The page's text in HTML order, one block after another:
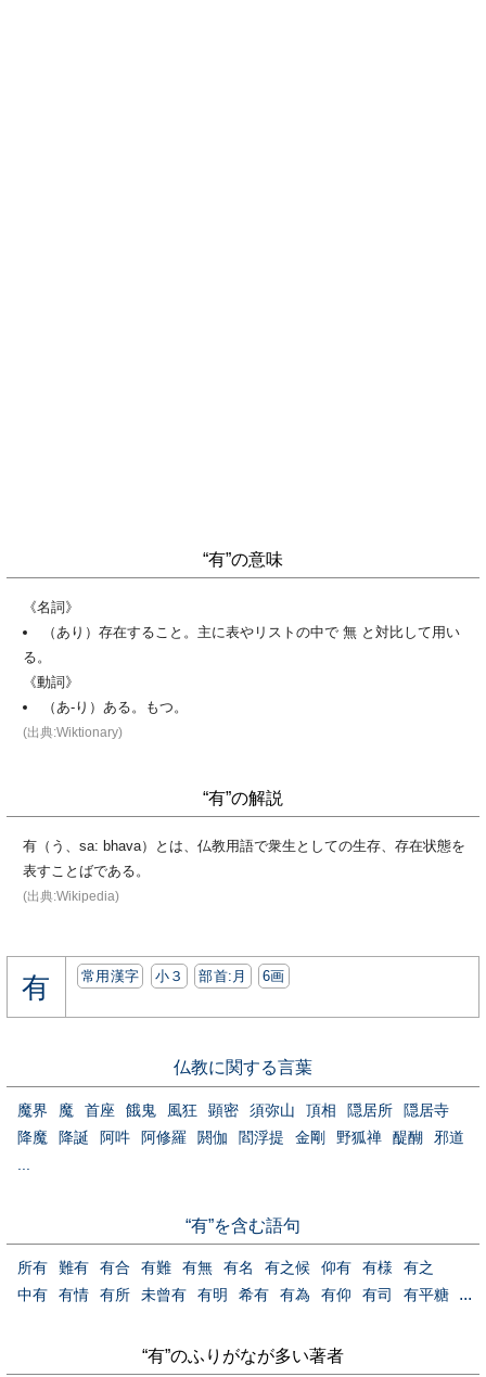
“有”の意味
《名詞》
（あり）存在すること。主に表やリストの中で 無 と対比して用い
る。
《動詞》
（あ-り）ある。もつ。
(出典:Wiktionary)
“有”の解説
有（う、sa: bhava）とは、仏教用語で衆生としての生存、存在状態を
表すことばである。
(出典:Wikipedia)
有 常用漢字 小３ 部首:⽉ 6画
仏教に関する言葉
魔界 魔 首座 餓鬼 風狂 顕密 須弥山 頂相 隠居所
隠居寺
降魔
降誕 阿吽 阿修羅 閼伽 閻浮提 金剛 野狐禅 醍醐
邪道
“有”を含む語句
所有 難有 有合 有難 有無 有名 有之候 仰有 有様
有之
中有
有情 有所 未曾有 有明 希有 有為 有仰 有司 有平糖 ...
“有”のふりがなが多い著者